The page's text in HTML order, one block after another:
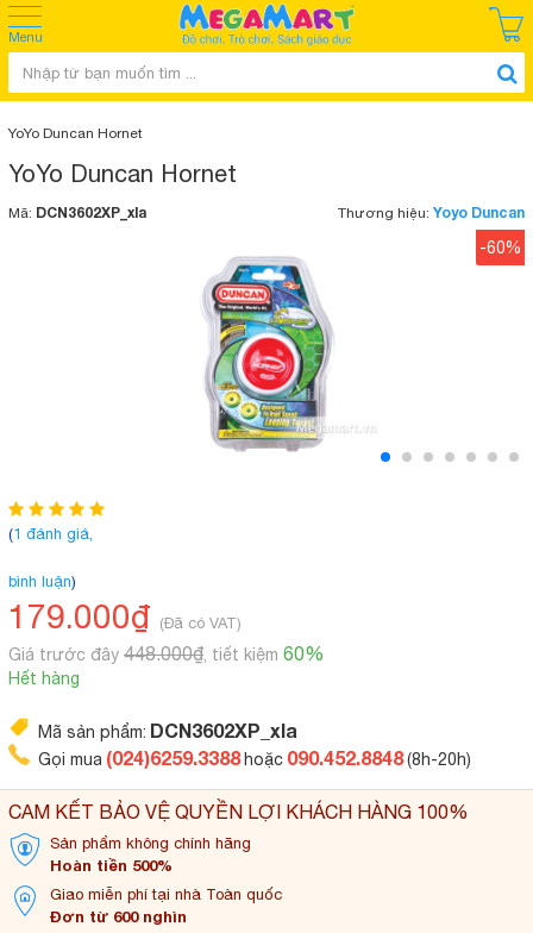
Menu
YoYo Duncan Hornet
YoYo Duncan Hornet
Mã: DCN3602XP_xla Thương hiệu: Yoyo Duncan
-60%
(1 đánh giá,
bình luận)
179.000₫ (Đã có VAT)
Giá trước đây 448.000₫ , tiết kiệm 60%
Hết hàng
CAM KẾT BẢO VỆ QUYỀN LỢI KHÁCH HÀNG 100%
Sản phẩm không chính hãng
Hoàn tiền 500%
Giao miễn phí tại nhà Toàn quốc
Đơn từ 600 nghìn
Mã sản phẩm: DCN3602XP_xla
Gọi mua (024)6259.3388 hoặc 090.452.8848(8h-20h)